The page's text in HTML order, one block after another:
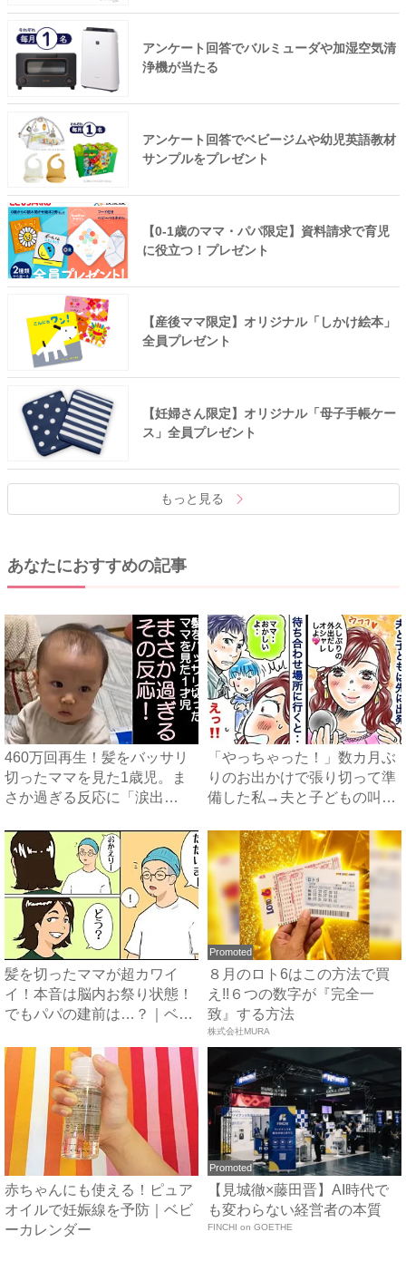
アンケート回答でバルミューダや加湿空気清
浄機が当たる
アンケート回答でベビージムや幼児英語教材
サンプルをプレゼント
【0-1歳のママ・パパ限定】資料請求で育児
に役立つ！プレゼント
【産後ママ限定】オリジナル「しかけ絵本」
全員プレゼント
【妊婦さん限定】オリジナル「母子手帳ケー
ス」全員プレゼント
もっと見る
あなたにおすすめの記事
460万回再生！髪をバッサリ
切ったママを見た1歳児。ま
さか過ぎる反応に「涙出
「やっちゃった！」数カ月ぶ
りのお出かけで張り切って準
備した私→夫と子どもの叫び
髪を切ったママが超カワイ
イ！本音は脳内お祭り状態！
でもパパの建前は…？｜ベビ
Promoted
８月のロト6はこの方法で買
え!!６つの数字が『完全一
致』する方法
株式会社MURA
赤ちゃんにも使える！ピュア
オイルで妊娠線を予防｜ベビ
ーカレンダー
Promoted
【見城徹×藤田晋】AI時代で
も変わらない経営者の本質
FINCHI on GOETHE